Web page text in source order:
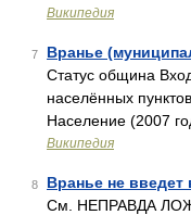
Википедия
7 Вранье
Статус община
населённых
Население (2007
Википедия
8 Вранье не введет
См. НЕПРАВДА